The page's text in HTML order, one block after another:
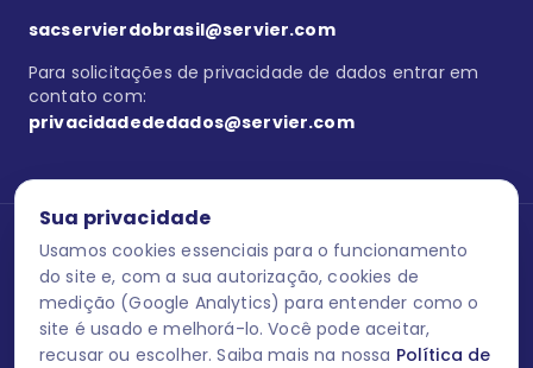
Sua privacidade
Usamos cookies essenciais para o funcionamento
do site e, com a sua autorização, cookies de
medição (Google Analytics) para entender como o
site é usado e melhorá-lo. Você pode aceitar,
recusar ou escolher. Saiba mais na nossa Política de
sacservierdobrasil@servier.com
Para solicitações de privacidade de dados entrar em
contato com:
privacidadededados@servier.com
Se estiver no programa semprecuidando, comunique aquiuma
reação adversa com os produtos Servier. Este site contém
informações para o público leigo e para os profissionais de saúde
do Brasil habilitados a prescrever medicamentos. M-AS ONE-BR-
202606-00013 / Agosto 2026.